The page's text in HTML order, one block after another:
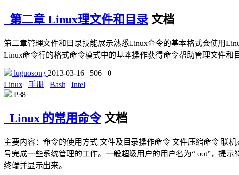
第二章 Linux理文件和目录 文档
第二章管理文件和目录技能展示熟悉Linux命令的基本格式会使用
Linux命令行的格式命令模式中的基本操作获得命令帮助管理文件和
luguosong 2013-03-16 506
0
Linux
手册 Bash
Intel
P38
Linux 的常用命令 文档
主要内容：命令的使用方式 文件及目录操作命令 文件压缩命令 联
号完成一些系统管理的工作。一般超级用户的用户名为“root”，提
终端并显示出来。